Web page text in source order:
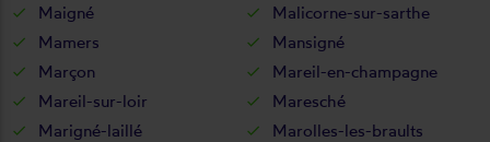
Maigné
Malicorne-sur-sarthe
Mamers
Mansigné
Marçon
Mareil-en-champagne
Mareil-sur-loir
Maresché
Marigné-laillé
Marolles-les-braults